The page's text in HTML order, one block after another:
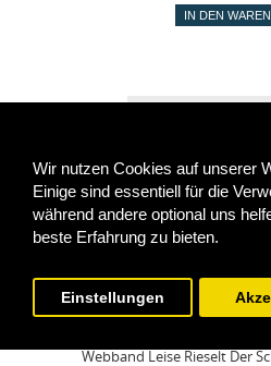
Wir nutzen Cookies auf unserer
Einige sind essentiell für die
während andere optional uns
beste Erfahrung zu bieten.
Einstellungen
Webband Leise Rieselt Der